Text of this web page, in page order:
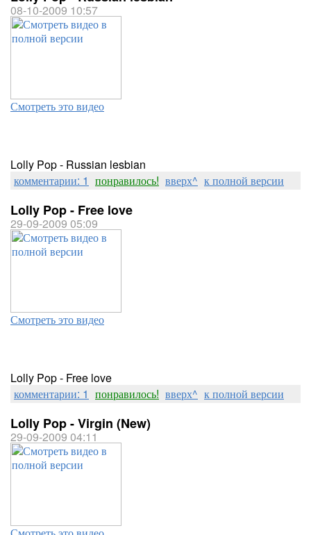
08-10-2009 10:57
Смотреть это видео
Lolly Pop - Russian lesbian
комментарии: 1 понравилось! вверх^ к полной версии
Lolly Pop - Free love
29-09-2009 05:09
Смотреть это видео
Lolly Pop - Free love
комментарии: 1 понравилось! вверх^ к полной версии
Lolly Pop - Virgin (New)
29-09-2009 04:11